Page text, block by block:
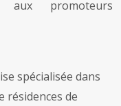
aux promoteurs
spécialisée dans
résidences de